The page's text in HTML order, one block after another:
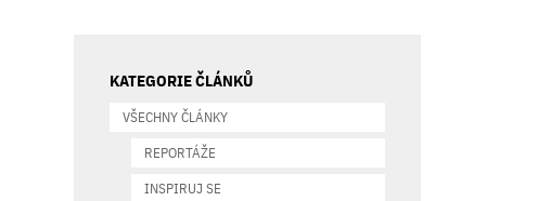
KATEGORIE ČLÁNKŮ
VŠECHNY ČLÁNKY
REPORTÁŽE
INSPIRUJ SE